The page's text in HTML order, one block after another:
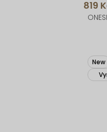
819
New